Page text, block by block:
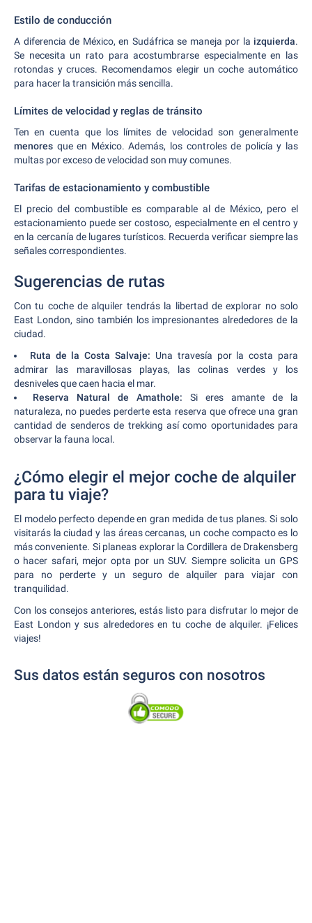
Estilo de conducción
A diferencia de México, en Sudáfrica se maneja por la izquierda.
Se necesita un rato para acostumbrarse especialmente en las
rotondas y cruces. Recomendamos elegir un coche automático
para hacer la transición más sencilla.
Límites de velocidad y reglas de tránsito
Ten en cuenta que los límites de velocidad son generalmente
menores que en México. Además, los controles de policía y las
multas por exceso de velocidad son muy comunes.
Tarifas de estacionamiento y combustible
El precio del combustible es comparable al de México, pero el
estacionamiento puede ser costoso, especialmente en el centro y
en la cercanía de lugares turísticos. Recuerda verificar siempre las
señales correspondientes.
Sugerencias de rutas
Con tu coche de alquiler tendrás la libertad de explorar no solo
East London, sino también los impresionantes alrededores de la
ciudad.
Ruta de la Costa Salvaje: Una travesía por la costa para
admirar las maravillosas playas, las colinas verdes y los
desniveles que caen hacia el mar.
Reserva Natural de Amathole: Si eres amante de la
naturaleza, no puedes perderte esta reserva que ofrece una gran
cantidad de senderos de trekking así como oportunidades para
observar la fauna local.
¿Cómo elegir el mejor coche de alquiler
para tu viaje?
El modelo perfecto depende en gran medida de tus planes. Si solo
visitarás la ciudad y las áreas cercanas, un coche compacto es lo
más conveniente. Si planeas explorar la Cordillera de Drakensberg
o hacer safari, mejor opta por un SUV. Siempre solicita un GPS
para no perderte y un seguro de alquiler para viajar con
tranquilidad.
Con los consejos anteriores, estás listo para disfrutar lo mejor de
East London y sus alrededores en tu coche de alquiler. ¡Felices
viajes!
Sus datos están seguros con nosotros